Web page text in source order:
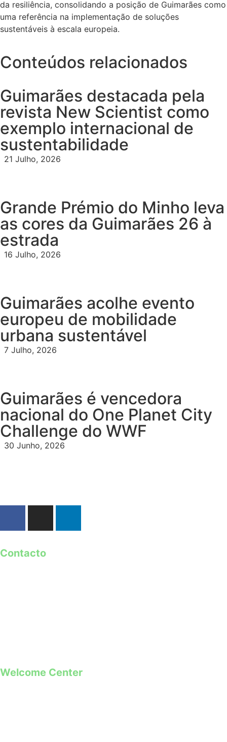
da resiliência, consolidando a posição de Guimarães como
uma referência na implementação de soluções
sustentáveis à escala europeia.
Conteúdos relacionados
Guimarães destacada pela
revista New Scientist como
exemplo internacional de
sustentabilidade
21 Julho, 2026
Grande Prémio do Minho leva
as cores da Guimarães 26 à
estrada
16 Julho, 2026
Guimarães acolhe evento
europeu de mobilidade
urbana sustentável
7 Julho, 2026
Guimarães é vencedora
nacional do One Planet City
Challenge do WWF
30 Junho, 2026
Contacto
Welcome Center